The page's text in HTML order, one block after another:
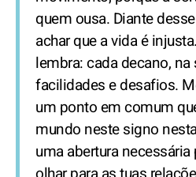
quem ousa. Diante
achar que a vida é
lembra: cada decano, na
facilidades e desafios.
um ponto em comum
mundo neste signo
uma abertura necessária